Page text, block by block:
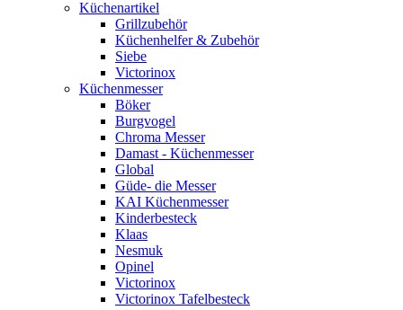
Küchenartikel
Grillzubehör
Küchenhelfer & Zubehör
Siebe
Victorinox
Küchenmesser
Böker
Burgvogel
Chroma Messer
Damast - Küchenmesser
Global
Güde- die Messer
KAI Küchenmesser
Kinderbesteck
Klaas
Nesmuk
Opinel
Victorinox
Victorinox Tafelbesteck